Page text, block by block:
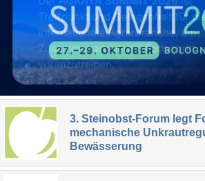
3. Steinobst-Forum legt
mechanische
Bewässerung